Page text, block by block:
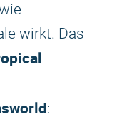
wirkt. Das
: